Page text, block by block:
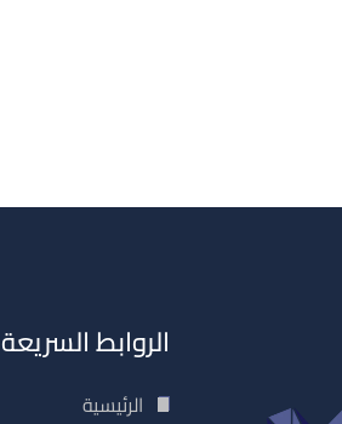
الروابط السريعة
الرئيسية